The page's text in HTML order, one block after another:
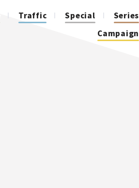
Traffic Special
Series
Campaign